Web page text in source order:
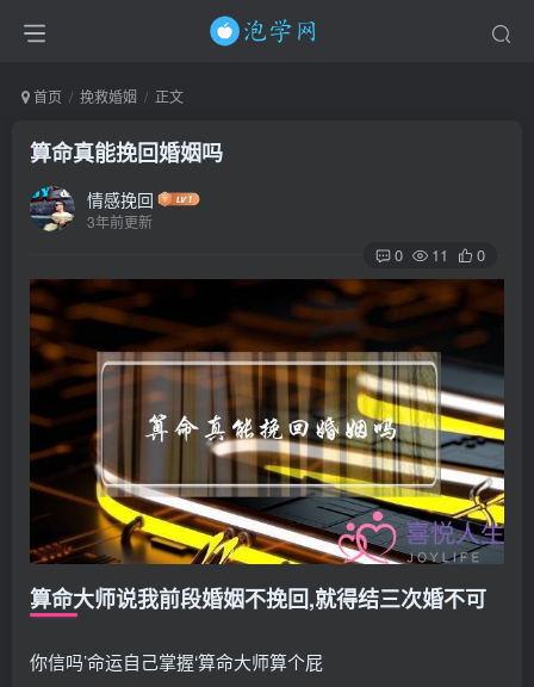
首页 挽救婚姻 正文
算命真能挽回婚姻吗
情感挽回
3年前更新
0 11 0
算命大师说我前段婚姻不挽回,就得结三次婚不可
你信吗’命运自己掌握‘算命大师算个屁